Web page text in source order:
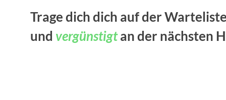
Trage dich dich auf der
und vergünstigtan der nächsten